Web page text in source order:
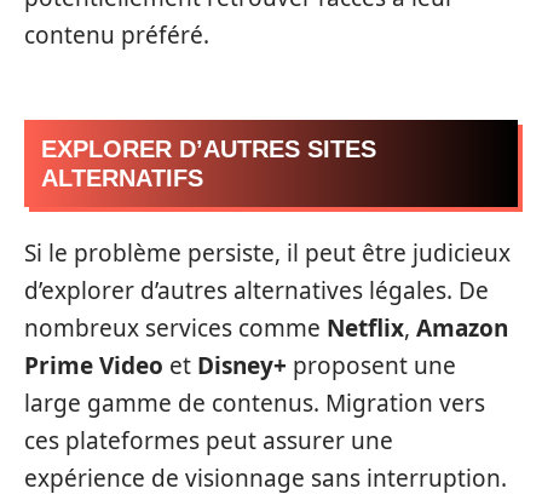
contenu préféré.
EXPLORER D’AUTRES SITES
ALTERNATIFS
Si le problème persiste, il peut être judicieux
d’explorer d’autres alternatives légales. De
nombreux services comme Netflix, Amazon
Prime Video et Disney+ proposent une
large gamme de contenus. Migration vers
ces plateformes peut assurer une
expérience de visionnage sans interruption.